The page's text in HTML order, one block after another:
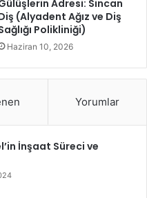
Adresi: Sincan
(Alyadent Ağız ve Diş
Polikliniği)
Haziran 10, 2026
Yorumlar
İnşaat Süreci ve